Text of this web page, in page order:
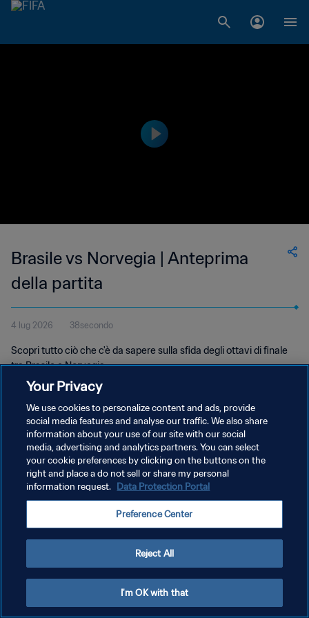
Brasile vs Norvegia | Anteprima
della partita
4 lug 2026 38secondo
Scopri tutto ciò che c'è da sapere sulla sfida degli ottavi di finale
tra Brasile e Norvegia.
PRIVACY POLICY
TERMINI DI SERVIZIO
GESTISCI LE TUE PREFERENZE PER I COOKIES
Your Privacy
We use cookies to personalize content and ads, provide
social media features and analyse our traffic. We also share
information about your use of our site with our social
media, advertising and analytics partners. You can select
your cookie preferences by clicking on the buttons on the
right and place a do not sell or share my personal
information request. Data Protection Portal
Preference Center
Reject All
I'm OK with that